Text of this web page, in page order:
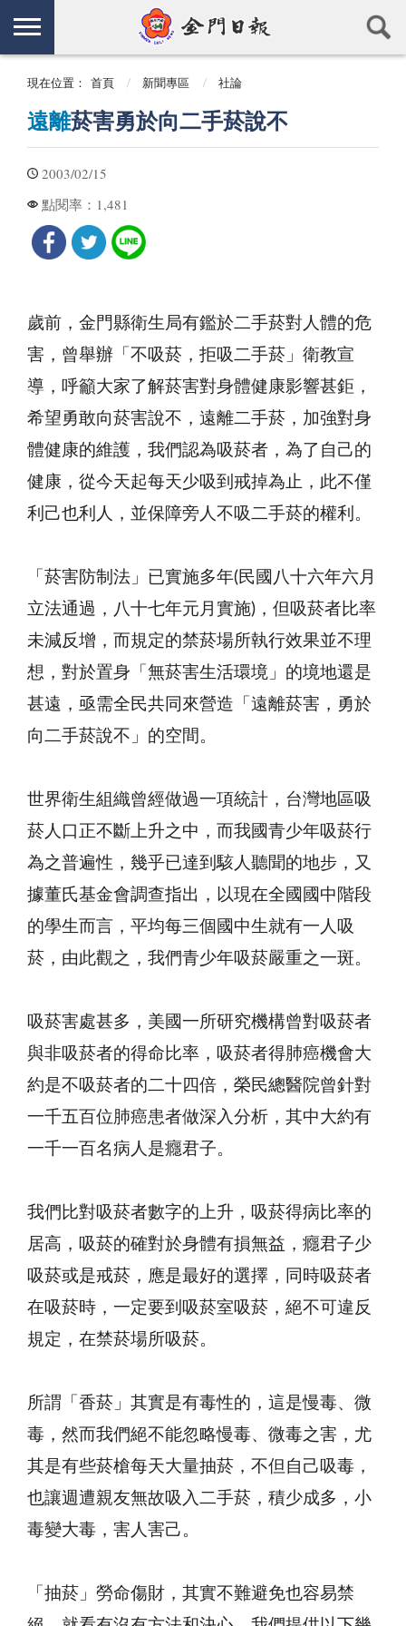
現在位置： 首頁 新聞專區 社論
遠離菸害勇於向二手菸說不
2003/02/15
點閱率： 1,481
歲前，金門縣衛生局有鑑於二手菸對人體的危
害，曾舉辦「不吸菸，拒吸二手菸」衛教宣
導，呼籲大家了解菸害對身體健康影響甚鉅，
希望勇敢向菸害說不，遠離二手菸，加強對身
體健康的維護，我們認為吸菸者，為了自己的
健康，從今天起每天少吸到戒掉為止，此不僅
利己也利人，並保障旁人不吸二手菸的權利。
「菸害防制法」已實施多年(民國八十六年六月
立法通過，八十七年元月實施)，但吸菸者比率
未減反增，而規定的禁菸場所執行效果並不理
想，對於置身「無菸害生活環境」的境地還是
甚遠，亟需全民共同來營造「遠離菸害，勇於
向二手菸說不」的空間。
世界衛生組織曾經做過一項統計，台灣地區吸
菸人口正不斷上升之中，而我國青少年吸菸行
為之普遍性，幾乎已達到駭人聽聞的地步，又
據董氏基金會調查指出，以現在全國國中階段
的學生而言，平均每三個國中生就有一人吸
菸，由此觀之，我們青少年吸菸嚴重之一斑。
吸菸害處甚多，美國一所研究機構曾對吸菸者
與非吸菸者的得命比率，吸菸者得肺癌機會大
約是不吸菸者的二十四倍，榮民總醫院曾針對
一千五百位肺癌患者做深入分析，其中大約有
一千一百名病人是癮君子。
我們比對吸菸者數字的上升，吸菸得病比率的
居高，吸菸的確對於身體有損無益，癮君子少
吸菸或是戒菸，應是最好的選擇，同時吸菸者
在吸菸時，一定要到吸菸室吸菸，絕不可違反
規定，在禁菸場所吸菸。
所謂「香菸」其實是有毒性的，這是慢毒、微
毒，然而我們絕不能忽略慢毒、微毒之害，尤
其是有些菸槍每天大量抽菸，不但自己吸毒，
也讓週遭親友無故吸入二手菸，積少成多，小
毒變大毒，害人害己。
「抽菸」勞命傷財，其實不難避免也容易禁